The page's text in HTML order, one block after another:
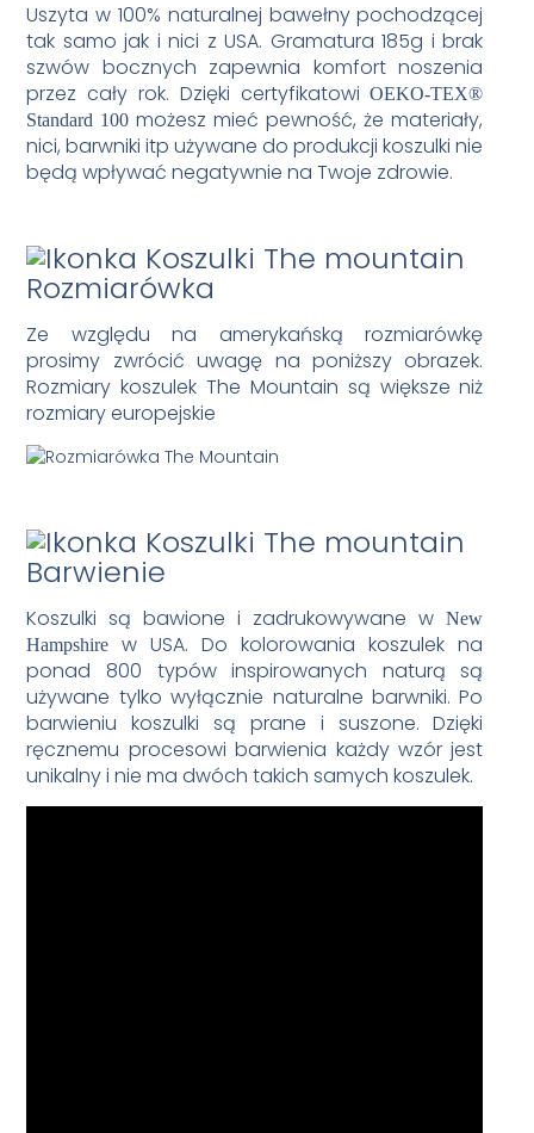
Uszyta w 100% naturalnej bawełny pochodzącej
tak samo jak i nici z USA. Gramatura 185g i brak
szwów bocznych zapewnia komfort noszenia
przez cały rok. Dzięki certyfikatowiOEKO-TEX®
Standard 100możesz mieć pewność, że materiały,
nici, barwniki itp używane do produkcji koszulki nie
będą wpływać negatywnie na Twoje zdrowie.
Rozmiarówka
Ze względu na amerykańską rozmiarówkę
prosimy zwrócić uwagę na poniższy obrazek.
Rozmiary koszulek The Mountain są większe niż
rozmiary europejskie
Barwienie
Koszulki są bawione i zadrukowywane wNew
Hampshire
w USA. Do kolorowania koszulek na
ponad 800 typów inspirowanych naturą są
używane tylko wyłącznie naturalne barwniki. Po
barwieniu koszulki są prane i suszone. Dzięki
ręcznemu procesowi barwienia każdy wzór jest
unikalny i nie ma dwóch takich samych koszulek.